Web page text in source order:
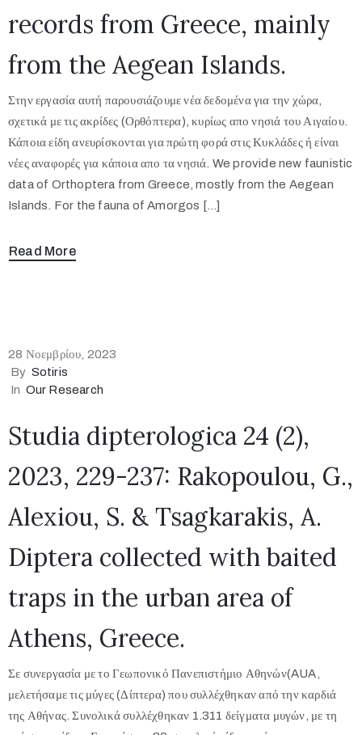
records from Greece, mainly
from the Aegean Islands.
Στην εργασία αυτή παρουσιάζουμε νέα δεδομένα για την χώρα,
σχετικά με τις ακρίδες (Ορθόπτερα), κυρίως απο νησιά του Αιγαίου.
Κάποια είδη ανευρίσκονται για πρώτη φορά στις Κυκλάδες ή είναι
νέες αναφορές για κάποια απο τα νησιά. We provide new faunistic
data of Orthoptera from Greece, mostly from the Aegean
Islands. For the fauna of Amorgos […]
Read More
28 Νοεμβρίου, 2023
By Sotiris
In Our Research
Studia dipterologica 24 (2),
2023, 229-237: Rakopoulou, G.,
Alexiou, S. & Tsagkarakis, A.
Diptera collected with baited
traps in the urban area of
Athens, Greece.
Σε συνεργασία με το Γεωπονικό Πανεπιστήμιο Αθηνών(AUA,
μελετήσαμε τις μύγες (Δίπτερα) που συλλέχθηκαν από την καρδιά
της Αθήνας. Συνολικά συλλέχθηκαν 1.311 δείγματα μυγών, με τη